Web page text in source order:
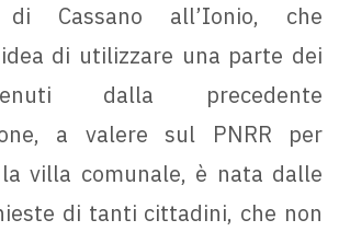
di Cassano all’Ionio, che
di utilizzare una parte dei
dalla precedente
a valere sul PNRR per
villa comunale, è nata dalle
di tanti cittadini, che non